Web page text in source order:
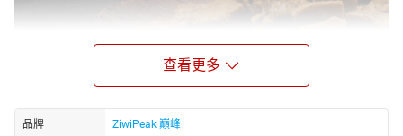
查看更多
品牌 ZiwiPeak 巔峰